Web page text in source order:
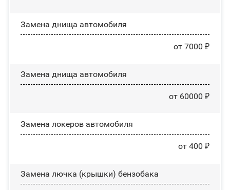
Замена днища автомобиля
от 7000 ₽
Замена днища автомобиля
от 60000 ₽
Замена лoĸepoв автомобиля
от 400 ₽
Замена лючка (крышки) бензобака